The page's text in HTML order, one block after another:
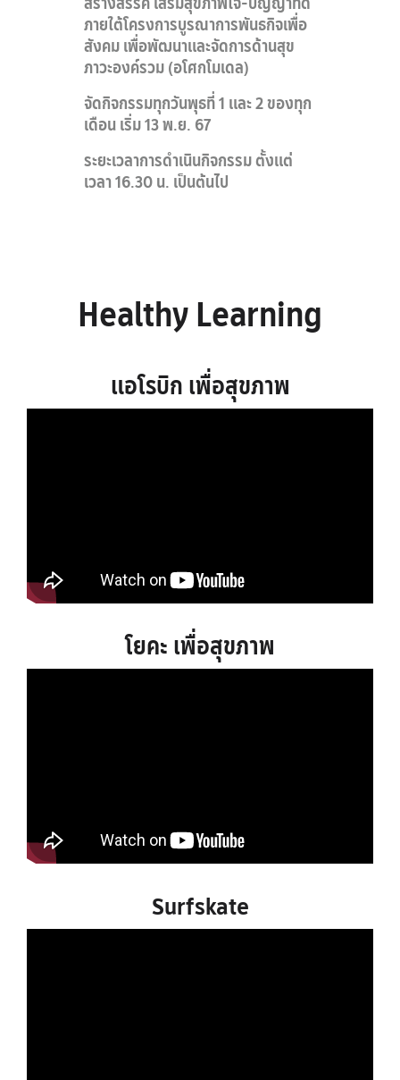
ภายใต้โครงการบูรณาการพันธกิจเพื่อ
สังคม เพื่อพัฒนาและจัดการด้านสุข
ภาวะองค์รวม (อโศกโมเดล)
จัดกิจกรรมทุกวันพุธที่ 1 และ 2 ของทุก
เดือน เริ่ม 13 พ.ย. 67
ระยะเวลาการดำเนินกิจกรรม ตั้งแต่
เวลา 16.30 น. เป็นต้นไป
Healthy Learning
แอโรบิก เพื่อสุขภาพ
โยคะ เพื่อสุขภาพ
Surfskate